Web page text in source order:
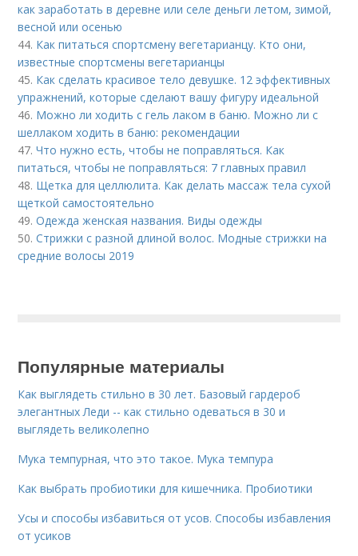
как заработать в деревне или селе деньги летом, зимой,
весной или осенью
44. Как питаться спортсмену вегетарианцу. Кто они,
известные спортсмены вегетарианцы
45. Как сделать красивое тело девушке. 12 эффективных
упражнений, которые сделают вашу фигуру идеальной
46. Можно ли ходить с гель лаком в баню. Можно ли с
шеллаком ходить в баню: рекомендации
47.Что нужно есть, чтобы не поправляться. Как
питаться, чтобы не поправляться: 7 главных правил
48. Щетка для целлюлита. Как делать массаж тела сухой
щеткой самостоятельно
49.Одежда женская названия. Виды одежды
50.Стрижки с разной длиной волос. Модные стрижки на
средние волосы 2019
Популярные материалы
Как выглядеть стильно в 30 лет. Базовый гардероб
элегантных Леди -- как стильно одеваться в 30 и
выглядеть великолепно
Мука темпурная, что это такое. Мука темпура
Как выбрать пробиотики для кишечника. Пробиотики
Усы и способы избавиться от усов. Способы избавления
от усиков